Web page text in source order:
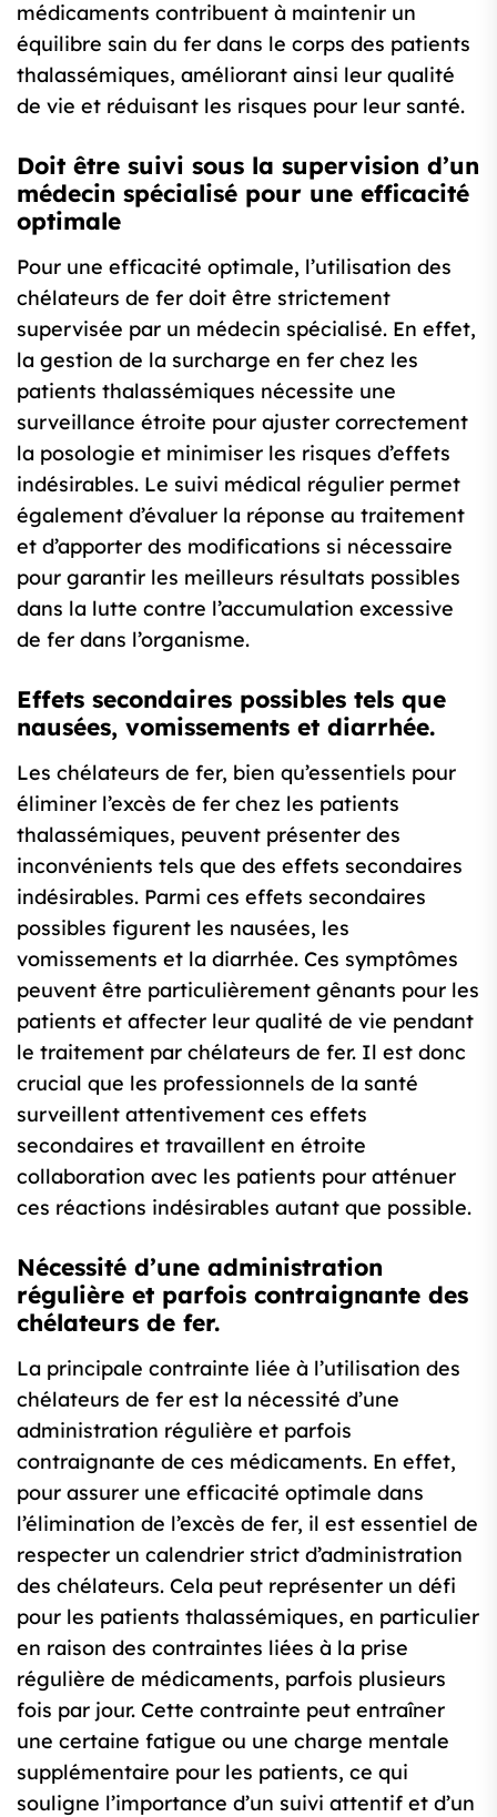
médicaments contribuent à maintenir un
équilibre sain du fer dans le corps des patients
thalassémiques, améliorant ainsi leur qualité
de vie et réduisant les risques pour leur santé.
Doit être suivi sous la supervision d’un
médecin spécialisé pour une efficacité
optimale
Pour une efficacité optimale, l’utilisation des
chélateurs de fer doit être strictement
supervisée par un médecin spécialisé. En effet,
la gestion de la surcharge en fer chez les
patients thalassémiques nécessite une
surveillance étroite pour ajuster correctement
la posologie et minimiser les risques d’effets
indésirables. Le suivi médical régulier permet
également d’évaluer la réponse au traitement
et d’apporter des modifications si nécessaire
pour garantir les meilleurs résultats possibles
dans la lutte contre l’accumulation excessive
de fer dans l’organisme.
Effets secondaires possibles tels que
nausées, vomissements et diarrhée.
Les chélateurs de fer, bien qu’essentiels pour
éliminer l’excès de fer chez les patients
thalassémiques, peuvent présenter des
inconvénients tels que des effets secondaires
indésirables. Parmi ces effets secondaires
possibles figurent les nausées, les
vomissements et la diarrhée. Ces symptômes
peuvent être particulièrement gênants pour les
patients et affecter leur qualité de vie pendant
le traitement par chélateurs de fer. Il est donc
crucial que les professionnels de la santé
surveillent attentivement ces effets
secondaires et travaillent en étroite
collaboration avec les patients pour atténuer
ces réactions indésirables autant que possible.
Nécessité d’une administration
régulière et parfois contraignante des
chélateurs de fer.
La principale contrainte liée à l’utilisation des
chélateurs de fer est la nécessité d’une
administration régulière et parfois
contraignante de ces médicaments. En effet,
pour assurer une efficacité optimale dans
l’élimination de l’excès de fer, il est essentiel de
respecter un calendrier strict d’administration
des chélateurs. Cela peut représenter un défi
pour les patients thalassémiques, en particulier
en raison des contraintes liées à la prise
régulière de médicaments, parfois plusieurs
fois par jour. Cette contrainte peut entraîner
une certaine fatigue ou une charge mentale
supplémentaire pour les patients, ce qui
souligne l’importance d’un suivi attentif et d’un